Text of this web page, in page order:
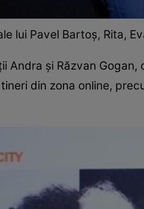
lui Pavel Bartoș, Rita,
Andra și Răzvan
din zona online,